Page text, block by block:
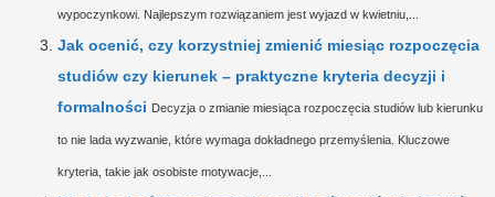
wypoczynkowi. Najlepszym rozwiązaniem jest wyjazd w kwietniu,...
Jak ocenić, czy korzystniej zmienić miesiąc rozpoczęcia
studiów czy kierunek – praktyczne kryteria decyzji i
formalności Decyzja o zmianie miesiąca rozpoczęcia studiów lub kierunku
to nie lada wyzwanie, które wymaga dokładnego przemyślenia. Kluczowe
kryteria, takie jak osobiste motywacje,...